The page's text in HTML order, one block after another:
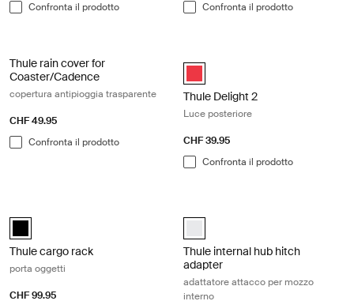
Confronta il prodotto
Confronta il prodotto
Thule rain cover for
Coaster/Cadence
copertura antipioggia trasparente
CHF 49.95
Confronta il prodotto
Thule Delight 2 Rosso (selected)
Thule Delight 2
Luce posteriore
CHF 39.95
Confronta il prodotto
black (selected)
Thule cargo rack
porta oggetti
CHF 99.95
white_swatch (selected)
Thule internal hub hitch
adapter
adattatore attacco per mozzo
interno